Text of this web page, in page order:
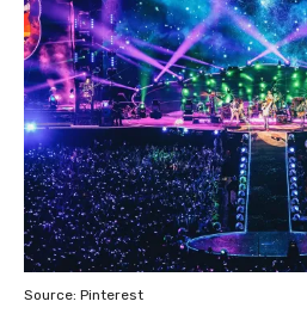
Source: Pinterest